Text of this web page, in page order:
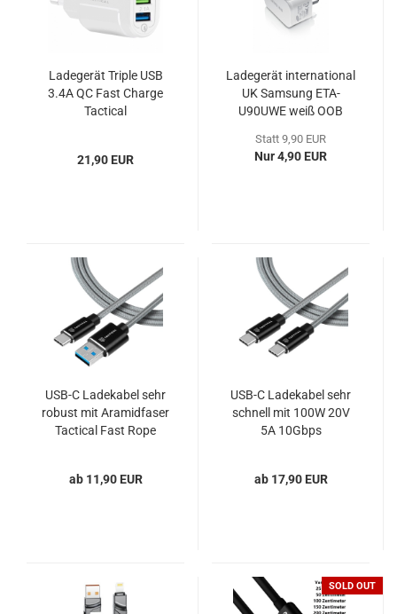
Ladegerät Triple USB
3.4A QC Fast Charge
Tactical
21,90 EUR
Ladegerät international
UK Samsung ETA-
U90UWE weiß OOB
Statt 9,90 EUR
Nur 4,90 EUR
USB-C Ladekabel sehr
robust mit Aramidfaser
Tactical Fast Rope
ab 11,90 EUR
USB-C Ladekabel sehr
schnell mit 100W 20V
5A 10Gbps
ab 17,90 EUR
SOLD OUT